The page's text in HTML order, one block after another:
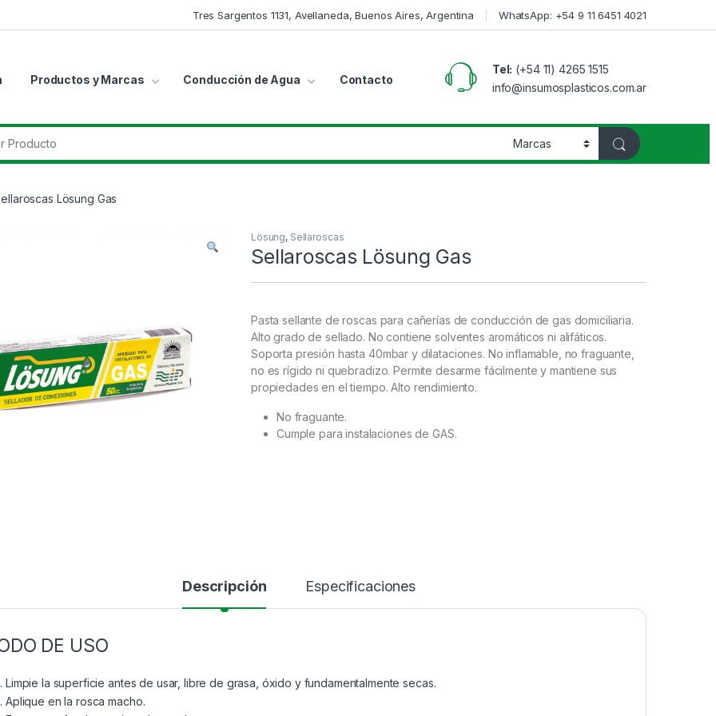
Tres Sargentos 1131, Avellaneda, Buenos Aires, Argentina WhatsApp: +54 9 11 6451 4021
Productos y Marcas Conducción de Agua Contacto
Tel: (+54 11) 4265 1515
info@insumosplasticos.com.ar
Lösung Gas
Lösung, Sellaroscas
Sellaroscas Lösung Gas
Pasta sellante de roscas para cañerías de conducción de gas domiciliaria.
Alto grado de sellado. No contiene solventes aromáticos ni alifáticos.
Soporta presión hasta 40mbar y dilataciones. No inflamable, no fraguante,
no es rígido ni quebradizo. Permite desarme fácilmente y mantiene sus
propiedades en el tiempo. Alto rendimiento.
No fraguante.
Cumple para instalaciones de GAS.
Descripción Especificaciones
DE USO
Limpie la superficie antes de usar, libre de grasa, óxido y fundamentalmente secas.
Aplique en la rosca macho.